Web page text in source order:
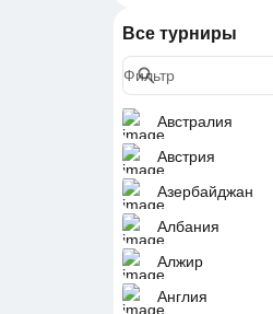
Все турниры
Австралия
Австрия
Азербайджан
Албания
Алжир
Англия